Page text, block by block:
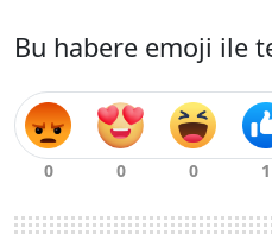
Bu habere emoji ile